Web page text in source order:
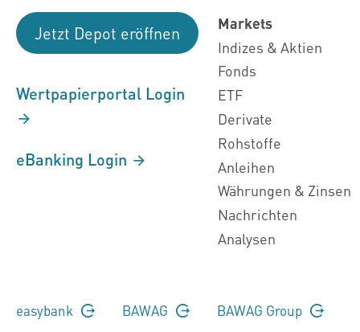
Jetzt Depot eröffnen
Wertpapierportal Login
eBanking Login
Markets
Indizes & Aktien
Fonds
ETF
Derivate
Rohstoffe
Anleihen
Währungen & Zinsen
Nachrichten
Analysen
easybank BAWAG BAWAG Group